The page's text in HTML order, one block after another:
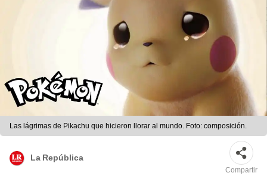
Las lágrimas de Pikachu que hicieron llorar al mundo. Foto: composición.
La República
Compartir